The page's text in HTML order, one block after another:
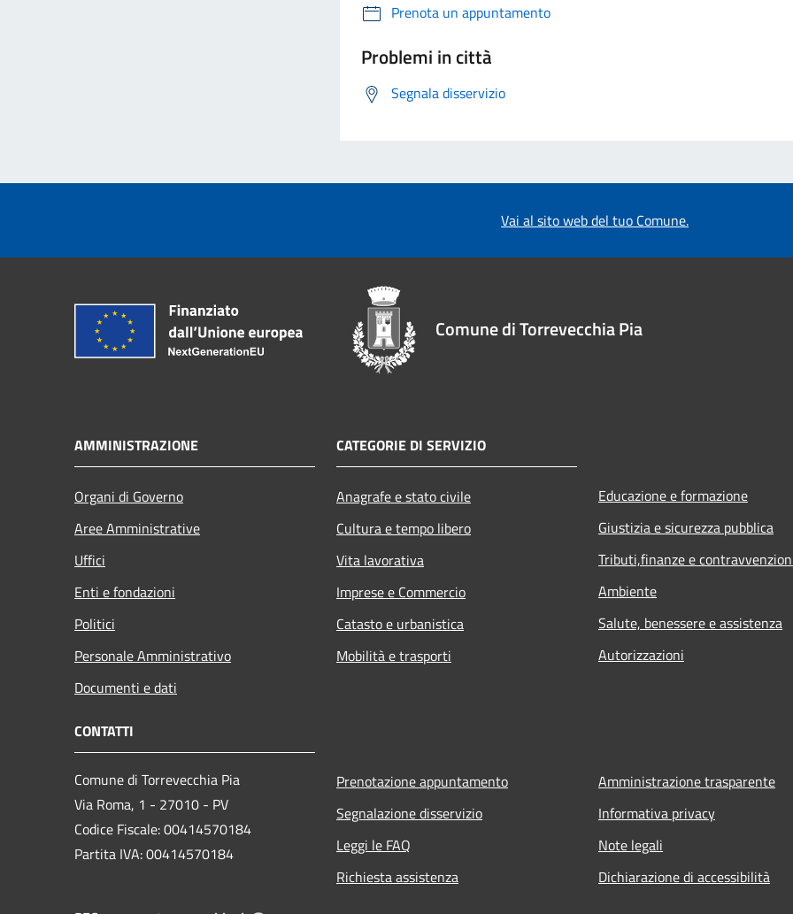
Prenota un appuntamento
Problemi in città
Segnala disservizio
Vai al sito web del tuo Comune.
Comune di Torrevecchia Pia
AMMINISTRAZIONE
Organi di Governo
Aree Amministrative
Uffici
Enti e fondazioni
Politici
Personale Amministrativo
Documenti e dati
CATEGORIE DI SERVIZIO
Anagrafe e stato civile
Cultura e tempo libero
Vita lavorativa
Imprese e Commercio
Catasto e urbanistica
Mobilità e trasporti
Educazione e formazione
Giustizia e sicurezza pubblica
Tributi,finanze e
Ambiente
Salute, benessere e assistenza
Autorizzazioni
CONTATTI
Comune di Torrevecchia Pia
Via Roma, 1 - 27010 - PV
Codice Fiscale: 00414570184
Partita IVA: 00414570184
Prenotazione appuntamento
Segnalazione disservizio
Leggi le FAQ
Richiesta assistenza
Amministrazione trasparente
Informativa privacy
Note legali
Dichiarazione di accessibilità